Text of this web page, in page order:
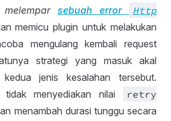
sebuah error
Http
memicu plugin untuk melakukan
mengulang kembali request
strategi yang masuk akal
jenis kesalahan tersebut.
tidak menyediakan nilai
retry
menambah durasi tunggu secara